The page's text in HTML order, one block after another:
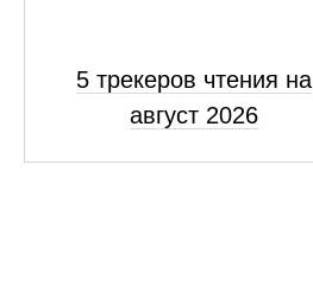
5 трекеров чтения на
август 2026